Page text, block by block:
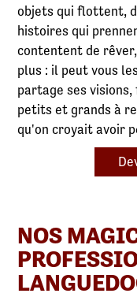
objets qui flottent,
histoires qui
contentent de
plus : il peut vous
partage ses
petits et grands à
qu'on croyait avoir
NOS